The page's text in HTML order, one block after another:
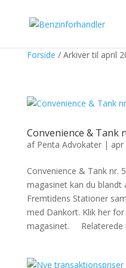
Forside / Arkiver til april
Convenience & Tank
af Penta Advokater| apr
Convenience & Tank nr.
magasinet kan du
Fremtidens Stationer
med Dankort. Klik her
magasinet. Relaterede